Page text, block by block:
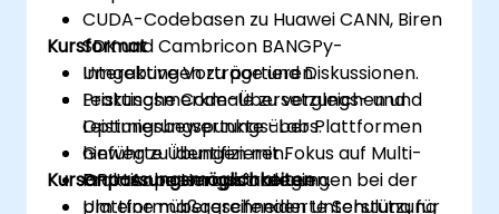
CUDA-Codebasen zu Huawei CANN, Biren
SDK und Cambricon BANGPy-
Umgebungen zu portieren.
Leistungsmerkmale zu vergleichen und
Optimierungspunkte über Plattformen
hinweg zu identifizieren.
Praktische Herausforderungen bei der
plattformübergreifenden Unterstützung
Kursformat
Interaktive Vorträge und Diskussionen.
Praktische Code-Übersetzungs- und
Leistungsbewertungs-Labs.
Geführte Übungen mit Fokus auf Multi-
GPU-Anpassungsstrategien.
Kursanpassungsmöglichkeiten
Um eine maßgeschneiderte Schulung für